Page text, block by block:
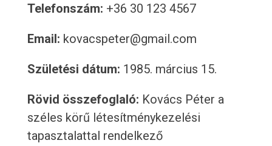
Telefonszám: +36 30 123 4567
Email: kovacspeter@gmail.com
Születési dátum: 1985. március 15.
Rövid összefoglaló: Kovács Péter a
széles körű létesítménykezelési
tapasztalattal rendelkező